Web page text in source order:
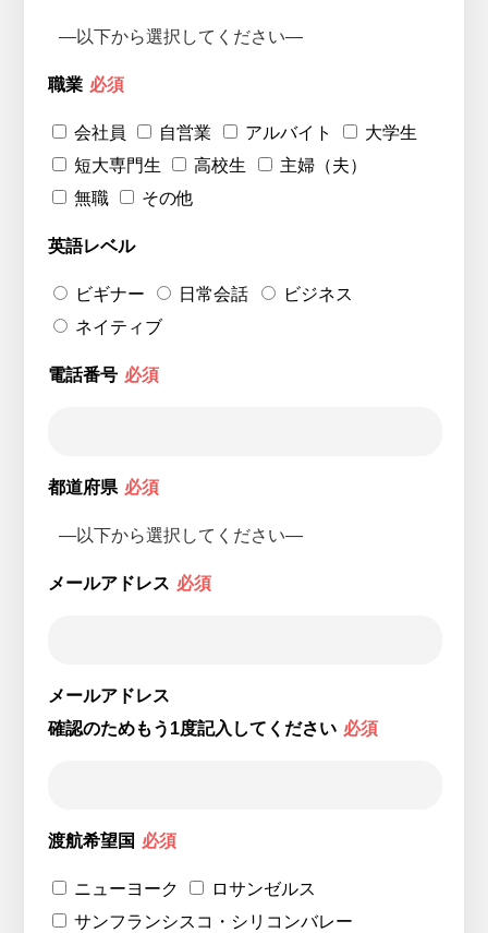
職業 必須
会社員 自営業 アルバイト
大学生
短大専門生
高校生
主婦（夫）
無職
その他
英語レベル
ビギナー 日常会話
ビジネス
ネイティブ
電話番号 必須
都道府県 必須
メールアドレス 必須
メールアドレス
確認のためもう1度記入してください 必須
渡航希望国 必須
ニューヨーク
ロサンゼルス
サンフランシスコ・シリコンバレー